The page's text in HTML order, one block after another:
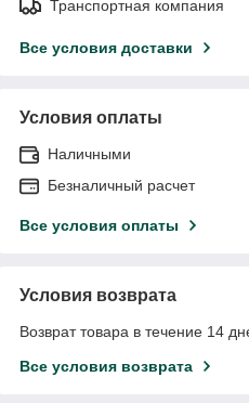
Транспортная компания
Все условия доставки
Условия оплаты
Наличными
Безналичный расчет
Все условия оплаты
Условия возврата
Возврат товара в течение 14
Все условия возврата